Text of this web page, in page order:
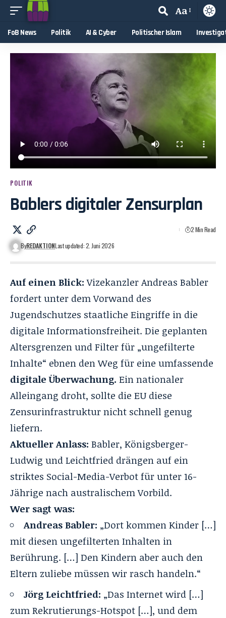
Aa
FoB News Politik AI & Cyber Politischer Islam
POLITIK
Bablers digitaler Zensurplan
ByREDAKTIONLast updated: 2. Juni 2026
2 Min Read
Auf einen Blick:Vizekanzler Andreas Babler
fordert unter dem Vorwand des
Jugendschutzes staatliche Eingriffe in die
digitale Informationsfreiheit. Die geplanten
Altersgrenzen und Filter für „ungefilterte
Inhalte“ ebnen den Weg für eine umfassende
digitale Überwachung. Ein nationaler
Alleingang droht, sollte die EU diese
Zensurinfrastruktur nicht schnell genug
liefern.
Aktueller Anlass: Babler, Königsberger-
Ludwig und Leichtfried drängen auf ein
striktes Social-Media-Verbot für unter 16-
Jährige nach australischem Vorbild.
Wer sagt was:
Andreas Babler: „Dort kommen Kinder […]
mit diesen ungefilterten Inhalten in
Berührung. […] Den Kindern aber auch den
Eltern zuliebe müssen wir rasch handeln.“
Jörg Leichtfried: „Das Internet wird […]
zum Rekrutierungs-Hotspot […], und dem